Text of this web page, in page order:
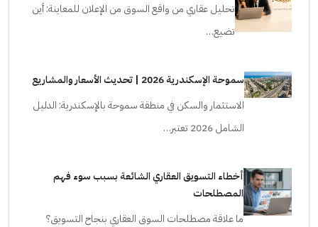
تحليل عقاري من واقع السوق من الإعلان للمعاينة: أين
تضيع…
سموحة الإسكندرية 2026 | تحديث الأسعار والمشاريع
الاستثمار والسكن في منطقة سموحة بالإسكندرية: الدليل
الشامل 2026 تعتبر…
أخطاء التسويق العقاري الشائعة بسبب سوء فهم
المصطلحات
ما علاقة مصطلحات السوق العقاري بنجاح التسويق؟